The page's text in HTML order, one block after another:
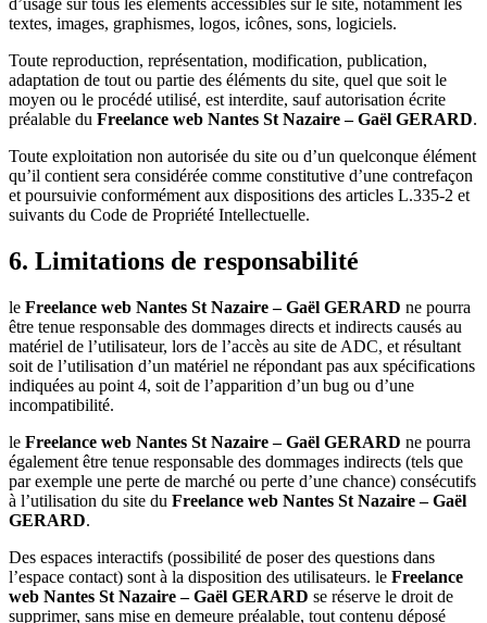
d’usage sur tous les éléments accessibles sur le site, notamment les
textes, images, graphismes, logos, icônes, sons, logiciels.
Toute reproduction, représentation, modification, publication,
adaptation de tout ou partie des éléments du site, quel que soit le
moyen ou le procédé utilisé, est interdite, sauf autorisation écrite
préalable du Freelance web Nantes St Nazaire – Gaël GERARD.
Toute exploitation non autorisée du site ou d’un quelconque élément
qu’il contient sera considérée comme constitutive d’une contrefaçon
et poursuivie conformément aux dispositions des articles L.335-2 et
suivants du Code de Propriété Intellectuelle.
6. Limitations de responsabilité
le Freelance web Nantes St Nazaire – Gaël GERARD ne pourra
être tenue responsable des dommages directs et indirects causés au
matériel de l’utilisateur, lors de l’accès au site de ADC, et résultant
soit de l’utilisation d’un matériel ne répondant pas aux spécifications
indiquées au point 4, soit de l’apparition d’un bug ou d’une
incompatibilité.
le Freelance web Nantes St Nazaire – Gaël GERARD ne pourra
également être tenue responsable des dommages indirects (tels que
par exemple une perte de marché ou perte d’une chance) consécutifs
à l’utilisation du site du Freelance web Nantes St Nazaire – Gaël
GERARD.
Des espaces interactifs (possibilité de poser des questions dans
l’espace contact) sont à la disposition des utilisateurs. le Freelance
web Nantes St Nazaire – Gaël GERARD se réserve le droit de
supprimer, sans mise en demeure préalable, tout contenu déposé